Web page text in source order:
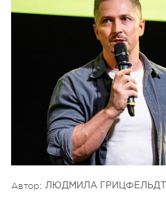
Автор: ЛЮДМИЛА ГРИЦФЕЛЬДТ